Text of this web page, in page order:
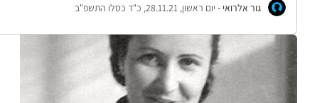
גור אלרואי - יום ראשון, 28.11.21, כ"ד כסלו התשפ"ב